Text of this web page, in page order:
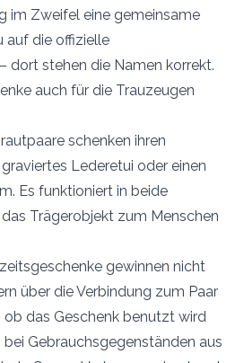
im Zweifel eine gemeinsame
auf die offizielle
dort stehen die Namen korrekt.
auch für die Trauzeugen
schenken ihren
Lederetui oder einen
Es funktioniert in beide
Trägerobjekt zum Menschen
gewinnen nicht
über die Verbindung zum Paar
ob das Geschenk benutzt wird
Gebrauchsgegenständen aus